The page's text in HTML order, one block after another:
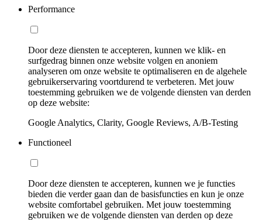
Performance
Door deze diensten te accepteren, kunnen we klik- en
surfgedrag binnen onze website volgen en anoniem
analyseren om onze website te optimaliseren en de algehele
gebruikerservaring voortdurend te verbeteren. Met jouw
toestemming gebruiken we de volgende diensten van derden
op deze website:
Google Analytics, Clarity, Google Reviews, A/B-Testing
Functioneel
Door deze diensten te accepteren, kunnen we je functies
bieden die verder gaan dan de basisfuncties en kun je onze
website comfortabel gebruiken. Met jouw toestemming
gebruiken we de volgende diensten van derden op deze